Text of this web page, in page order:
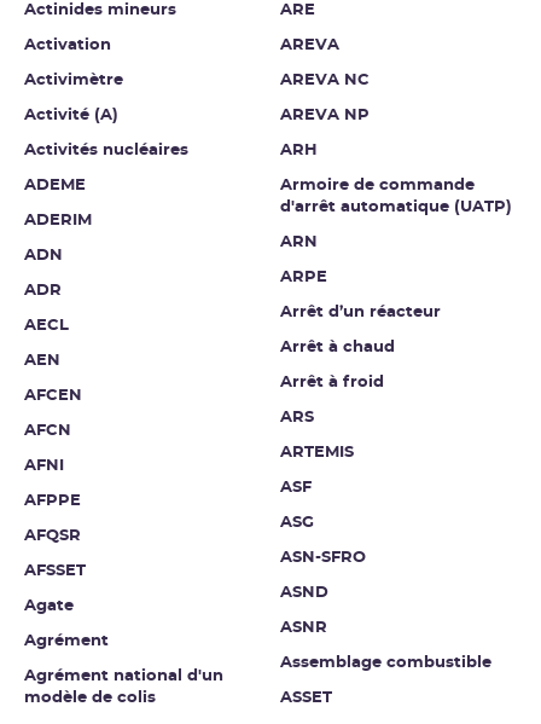
Actinides mineurs
Activation
Activimètre
Activité (A)
Activités nucléaires
ADEME
ADERIM
ADN
ADR
AECL
AEN
AFCEN
AFCN
AFNI
AFPPE
AFQSR
AFSSET
Agate
Agrément
Agrément national d'un
modèle de colis
ARE
AREVA
AREVA NC
AREVA NP
ARH
Armoire de commande
d'arrêt automatique (UATP)
ARN
ARPE
Arrêt d’un réacteur
Arrêt à chaud
Arrêt à froid
ARS
ARTEMIS
ASF
ASG
ASN-SFRO
ASND
ASNR
Assemblage combustible
ASSET